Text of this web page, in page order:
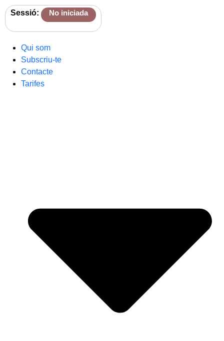
Sessió: No iniciada
Qui som
Subscriu-te
Contacte
Tarifes